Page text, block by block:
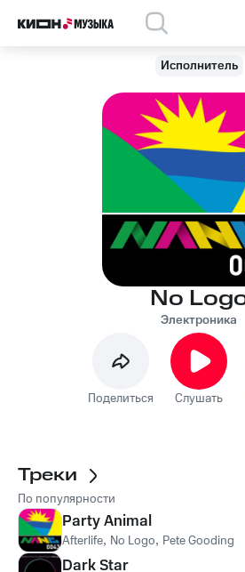
Исполнитель
No
Электроника
Поделиться Слушать
Треки
По популярности
Party Animal
Afterlife, No Logo, Pete Gooding
Dark Star